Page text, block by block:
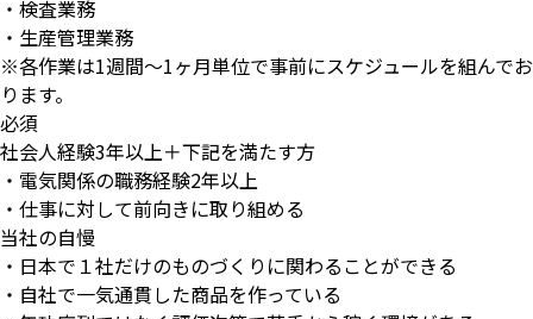
・検査業務
・生産管理業務
※各作業は1週間〜1ヶ月単位で事前にスケジュールを組んでお
ります。
必須
社会人経験3年以上＋下記を満たす方
・電気関係の職務経験2年以上
・仕事に対して前向きに取り組める
当社の自慢
・日本で１社だけのものづくりに関わることができる
・自社で一気通貫した商品を作っている